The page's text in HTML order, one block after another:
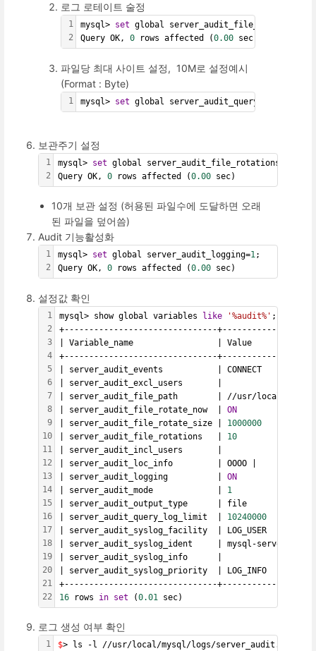
로그 로테이트 술정
1
2
mysql> set global server_audit_file_rotate_now=
Query OK, 0 rows affected (0.00 sec)
파일당 최대 사이트 설정, 10M로 설정예시
(Format : Byte)
1 mysql> set global server_audit_query_log_limit=
보관주기 설정
1
2
mysql> set global server_audit_file_rotations=
Query OK, 0 rows affected (0.00 sec)
10개 보관 설정 (허용된 파일수에 도달하면 오래
된 파일을 덮어씀)
Audit 기능활성화
1
2
mysql> set global server_audit_logging=1;
Query OK, 0 rows affected (0.00 sec)
설정값 확인
1
2
3
4
5
6
7
8
9
10
11
12
13
14
15
16
17
18
19
20
21
22
mysql> show global variables like '%audit%' ;
+-------------------------------
|
+-------------------------------
|
|
| server_audit_file_path        | //usr/local/
| server_audit_file_rotate_now  | ON
| server_audit_file_rotate_size | 1000000
| server_audit_file_rotations   | 10
|
| server_audit_loc_info         | OOOO |
| server_audit_logging          | ON
| server_audit_mode             | 1
|
| server_audit_query_log_limit  | 10240000
|
|
|
|
+-------------------------------
16 rows in set (0.01 sec)
로그 생성 여부 확인
1
$> ls -l //usr/local/mysql/logs/server_audit.log